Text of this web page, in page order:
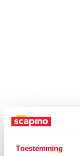
Toestemming